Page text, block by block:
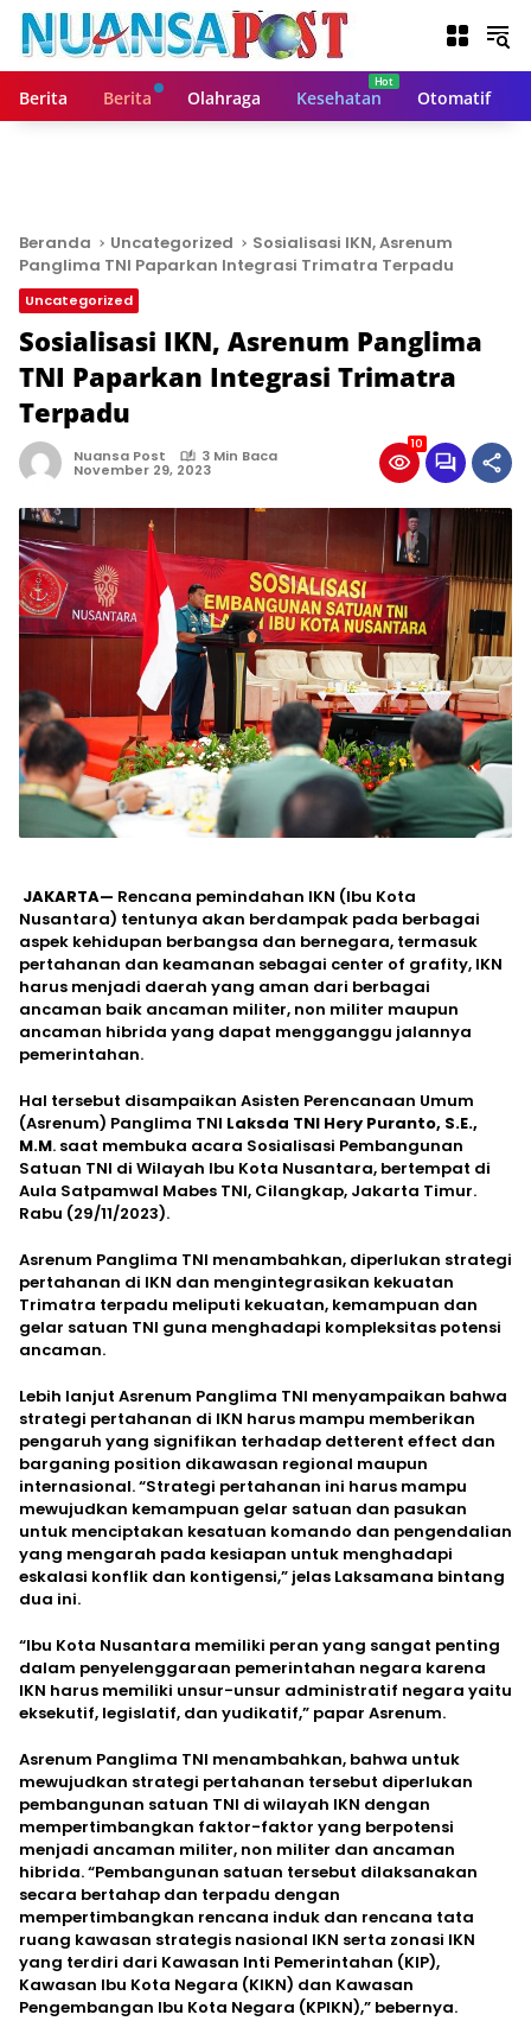
Berita Berita Olahraga Kesehatan Otomatif
Beranda Uncategorized
Sosialisasi IKN, Asrenum
Panglima TNI Paparkan Integrasi Trimatra Terpadu
Uncategorized
Sosialisasi IKN, Asrenum Panglima
TNI Paparkan Integrasi Trimatra
Terpadu
Nuansa Post 3 Min Baca
November 29, 2023
10
JAKARTA— Rencana pemindahan IKN (Ibu Kota
Nusantara) tentunya akan berdampak pada berbagai
aspek kehidupan berbangsa dan bernegara, termasuk
pertahanan dan keamanan sebagai center of grafity, IKN
harus menjadi daerah yang aman dari berbagai
ancaman baik ancaman militer, non militer maupun
ancaman hibrida yang dapat mengganggu jalannya
pemerintahan.
Hal tersebut disampaikan Asisten Perencanaan Umum
(Asrenum) Panglima TNI Laksda TNI Hery Puranto, S.E.,
M.M. saat membuka acara Sosialisasi Pembangunan
Satuan TNI di Wilayah Ibu Kota Nusantara, bertempat di
Aula Satpamwal Mabes TNI, Cilangkap, Jakarta Timur.
Rabu (29/11/2023).
Asrenum Panglima TNI menambahkan, diperlukan strategi
pertahanan di IKN dan mengintegrasikan kekuatan
Trimatra terpadu meliputi kekuatan, kemampuan dan
gelar satuan TNI guna menghadapi kompleksitas potensi
ancaman.
Lebih lanjut Asrenum Panglima TNI menyampaikan bahwa
strategi pertahanan di IKN harus mampu memberikan
pengaruh yang signifikan terhadap detterent effect dan
barganing position dikawasan regional maupun
internasional. “Strategi pertahanan ini harus mampu
mewujudkan kemampuan gelar satuan dan pasukan
untuk menciptakan kesatuan komando dan pengendalian
yang mengarah pada kesiapan untuk menghadapi
eskalasi konflik dan kontigensi,” jelas Laksamana bintang
dua ini.
“Ibu Kota Nusantara memiliki peran yang sangat penting
dalam penyelenggaraan pemerintahan negara karena
IKN harus memiliki unsur-unsur administratif negara yaitu
eksekutif, legislatif, dan yudikatif,” papar Asrenum.
Asrenum Panglima TNI menambahkan, bahwa untuk
mewujudkan strategi pertahanan tersebut diperlukan
pembangunan satuan TNI di wilayah IKN dengan
mempertimbangkan faktor-faktor yang berpotensi
menjadi ancaman militer, non militer dan ancaman
hibrida. “Pembangunan satuan tersebut dilaksanakan
secara bertahap dan terpadu dengan
mempertimbangkan rencana induk dan rencana tata
ruang kawasan strategis nasional IKN serta zonasi IKN
yang terdiri dari Kawasan Inti Pemerintahan (KIP),
Kawasan Ibu Kota Negara (KIKN) dan Kawasan
Pengembangan Ibu Kota Negara (KPIKN),” bebernya.